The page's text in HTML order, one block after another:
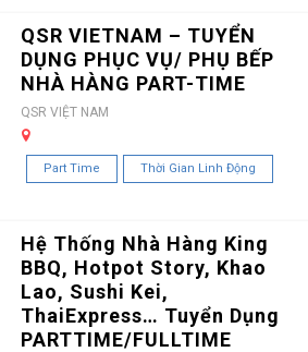
QSR VIETNAM – TUYỂN
DỤNG PHỤC VỤ/ PHỤ BẾP
NHÀ HÀNG PART-TIME
QSR VIỆT NAM
Part Time Thời Gian Linh Động
Hệ Thống Nhà Hàng King
BBQ, Hotpot Story, Khao
Lao, Sushi Kei,
ThaiExpress… Tuyển Dụng
PARTTIME/FULLTIME